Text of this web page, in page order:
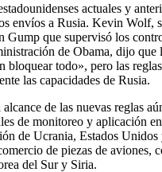
actuales y
envíos a Rusia. Kevin Wolf,
Gump que supervisó los
de Obama, dijo que
bloquear todo», pero las
las capacidades de Rusia.
de las nuevas reglas
de monitoreo y aplicación
de Ucrania, Estados Unidos
de piezas de aviones,
del Sur y Siria.